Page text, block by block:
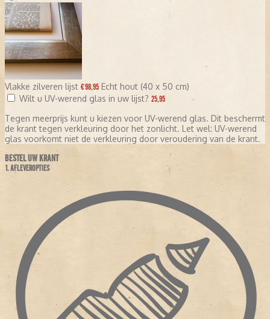
Vlakke zilveren lijst € 98,95 Echt hout (40 x 50 cm)
Wilt u UV-werend glas in uw lijst? 25,95
Tegen meerprijs kunt u kiezen voor UV-werend glas. Dit beschermt
de krant tegen verkleuring door het zonlicht. Let wel: UV-werend
glas voorkomt niet de verkleuring door veroudering van de krant.
BESTEL UW KRANT
1. AFLEVEROPTIES